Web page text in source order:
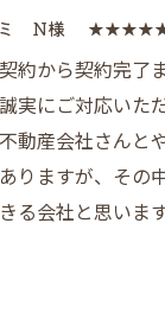
不動産売却体験
産売却で笑顔の
も満足する成約
宅の口コミから
流れをステップご
れる売却体験の秘訣
N様 ★★★★★
約から契約完了
実にご対応いた
動産会社さんと
りますが、その
る会社と思います